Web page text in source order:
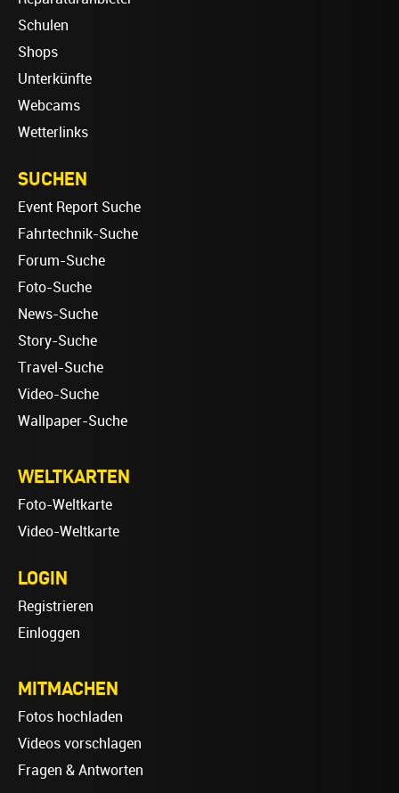
Schulen
Shops
Unterkünfte
Webcams
Wetterlinks
SUCHEN
Event Report Suche
Fahrtechnik-Suche
Forum-Suche
Foto-Suche
News-Suche
Story-Suche
Travel-Suche
Video-Suche
Wallpaper-Suche
WELTKARTEN
Foto-Weltkarte
Video-Weltkarte
LOGIN
Registrieren
Einloggen
MITMACHEN
Fotos hochladen
Videos vorschlagen
Fragen & Antworten